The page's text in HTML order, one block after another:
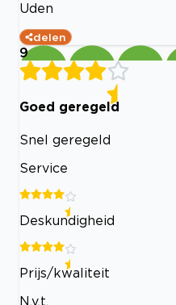
Uden
delen
9
Goed geregeld
Snel geregeld
Service
Deskundigheid
Prijs/kwaliteit
N.v.t.